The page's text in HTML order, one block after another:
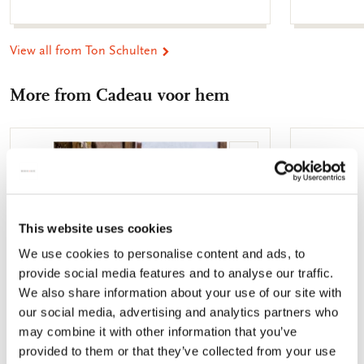
This website uses cookies
We use cookies to personalise content and ads, to
provide social media features and to analyse our traffic.
We also share information about your use of our site with
our social media, advertising and analytics partners who
may combine it with other information that you’ve
provided to them or that they’ve collected from your use
View all from Ton Schulten
More from Cadeau voor hem